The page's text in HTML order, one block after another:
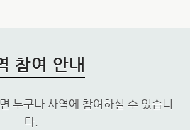
참여 안내
누구나 사역에 참여하실 수 있습니
다.